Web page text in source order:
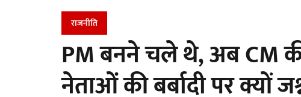
राजनीति
PM बनने चले थे, अब CM
नेताओं की बर्बादी पर क्यों